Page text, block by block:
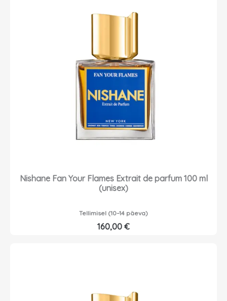
Nishane Fan Your Flames Extrait de parfum 100 ml
(unisex)
Tellimisel (10–14 päeva)
160,00 €